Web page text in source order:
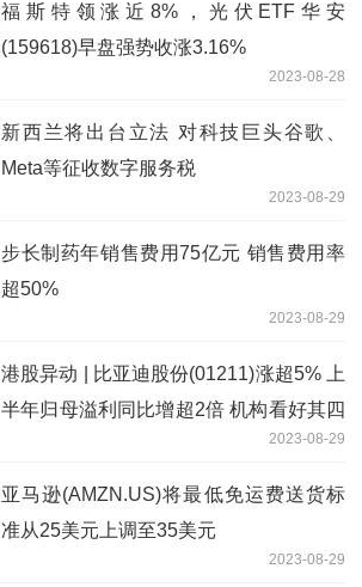
福斯特领涨近8%，光伏ETF华安
(159618)早盘强势收涨3.16%
2023-08-28
新西兰将出台立法 对科技巨头谷歌、
Meta等征收数字服务税
2023-08-29
步长制药年销售费用75亿元 销售费用率
超50%
2023-08-29
港股异动 | 比亚迪股份(01211)涨超5% 上
半年归母溢利同比增超2倍 机构看好其四
2023-08-29
亚马逊(AMZN.US)将最低免运费送货标
准从25美元上调至35美元
2023-08-29